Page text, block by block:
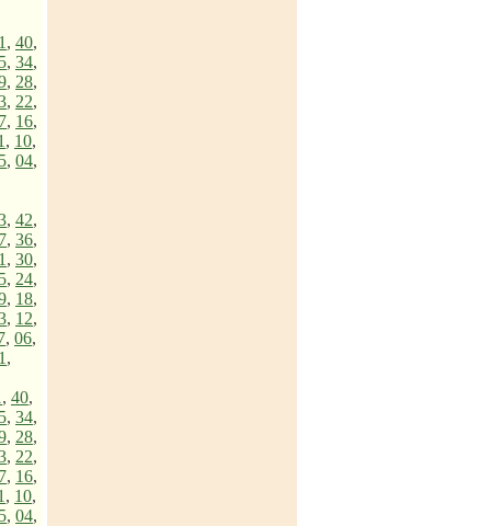
, 40,
, 34,
, 28,
, 22,
, 16,
, 10,
, 04,
, 42,
, 36,
, 30,
, 24,
, 18,
, 12,
, 06,
,
, 40,
, 34,
, 28,
, 22,
, 16,
, 10,
, 04,